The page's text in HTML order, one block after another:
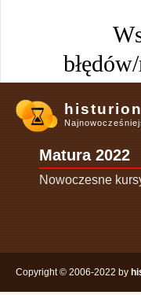
Matura 2022
Nowoczesne
Copyright © 2006-2022 by